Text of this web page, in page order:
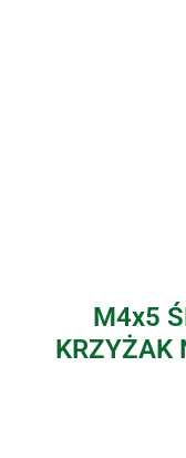
M4x5
KRZYŻAK